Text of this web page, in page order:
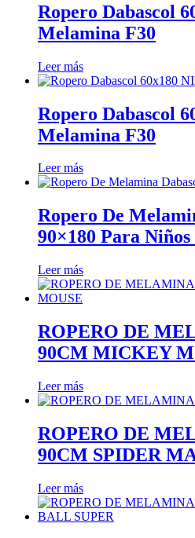
Ropero Dabascol
Melamina F30
Leer más
Ropero Dabascol
Melamina F30
Leer más
Ropero De
90×180 Para Niños
Leer más
ROPERO DE
90CM MICKEY
Leer más
ROPERO DE
90CM SPIDER
Leer más